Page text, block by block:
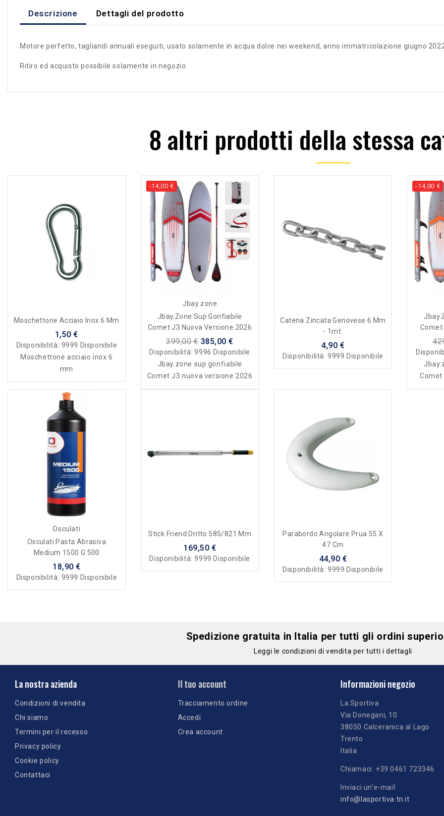
Descrizione Dettagli del prodotto
Motore perfetto, tagliandi annuali eseguiti, usato solamente in acqua dolce nei weekend, anno immatricolazione giugno
Ritiro ed acquisto possibile solamente in negozio.
8 altri prodotti della stessa
Moschettone Acciaio Inox 6 Mm
1,50 €
Disponibilità: 9999 Disponibile
Moschettone acciaio inox 6
mm
-14,00 €
Jbay.zone
Jbay.zone Sup Gonfiabile
Comet J3 Nuova Versione 2026
399,00 € 385,00 €
Disponibilità:9996 Disponibile
Jbay.zone sup gonfiabile
Comet J3 nuova versione 2026
Catena Zincata Genovese 6 Mm
- 1mt.
4,90 €
Disponibilità:9999 Disponibile
-14,00 €
Comet
Comet
Osculati
Osculati Pasta Abrasiva
Medium 1500 G 500
18,90 €
Disponibilità: 9999 Disponibile
Stick Friend Dritto 585/821 Mm
169,50 €
Disponibilità:9999 Disponibile
Parabordo Angolare Prua 55 X
47 Cm
44,90 €
Disponibilità:9999 Disponibile
Spedizione gratuita in Italia per tutti gli ordini
Leggi le condizioni di vendita per tutti i dettagli
La nostra azienda
Condizioni di vendita
Chi siamo
Termini per il recesso
Privacy policy
Cookie policy
Contattaci
Il tuo account
Tracciamento ordine
Accedi
Crea account
Informazioni negozio
La Sportiva
Via Donegani, 10
38050 Calceranica al Lago
Trento
Italia
Chiamaci: +39 0461 723346
Inviaci un'e-mail:
info@lasportiva.tn.it